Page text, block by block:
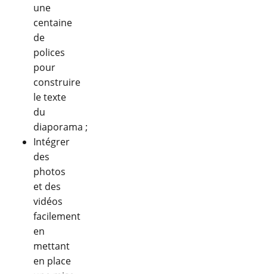
une
centaine
de
polices
pour
construire
le texte
du
diaporama ;
Intégrer
des
photos
et des
vidéos
facilement
en
mettant
en place